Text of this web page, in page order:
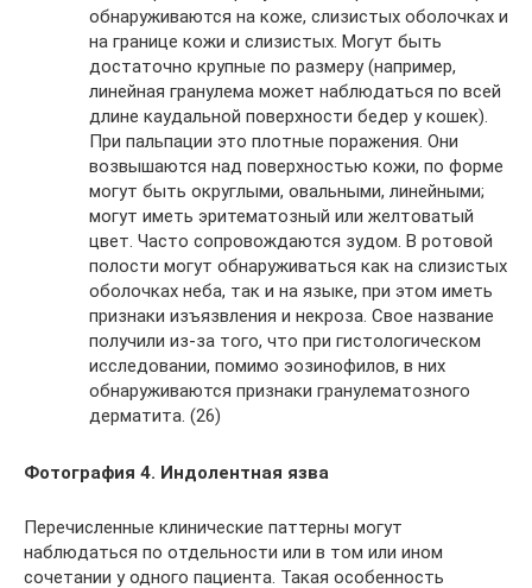
обнаруживаются на коже, слизистых оболочках и
на границе кожи и слизистых. Могут быть
достаточно крупные по размеру (например,
линейная гранулема может наблюдаться по всей
длине каудальной поверхности бедер у кошек).
При пальпации это плотные поражения. Они
возвышаются над поверхностью кожи, по форме
могут быть округлыми, овальными, линейными;
могут иметь эритематозный или желтоватый
цвет. Часто сопровождаются зудом. В ротовой
полости могут обнаруживаться как на слизистых
оболочках неба, так и на языке, при этом иметь
признаки изъязвления и некроза. Свое название
получили из-за того, что при гистологическом
исследовании, помимо эозинофилов, в них
обнаруживаются признаки гранулематозного
дерматита. (26)
Фотография 4. Индолентная язва
Перечисленные клинические паттерны могут
наблюдаться по отдельности или в том или ином
сочетании у одного пациента. Такая особенность